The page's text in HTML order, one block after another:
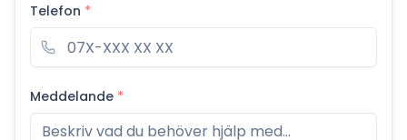
Telefon *
Meddelande *